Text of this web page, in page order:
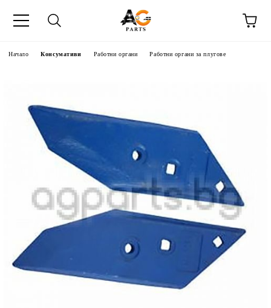
Начало Консумативи Работни органи Работни органи за плугове